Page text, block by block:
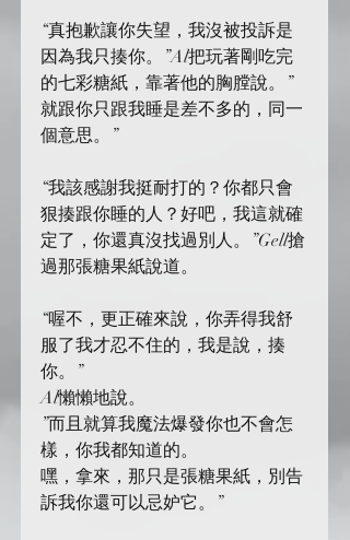
“真抱歉讓你失望，我沒被投訴是
因為我只揍你。”Al把玩著剛吃完
的七彩糖紙，靠著他的胸膛說。”
就跟你只跟我睡是差不多的，同一
個意思。”
“我該感謝我挺耐打的？你都只會
狠揍跟你睡的人？好吧，我這就確
定了，你還真沒找過別人。”Gell搶
過那張糖果紙說道。
“喔不，更正確來說，你弄得我舒
服了我才忍不住的，我是說，揍
你。”
Al懶懶地說。
”而且就算我魔法爆發你也不會怎
樣，你我都知道的。
嘿，拿來，那只是張糖果紙，別告
訴我你還可以忌妒它。”